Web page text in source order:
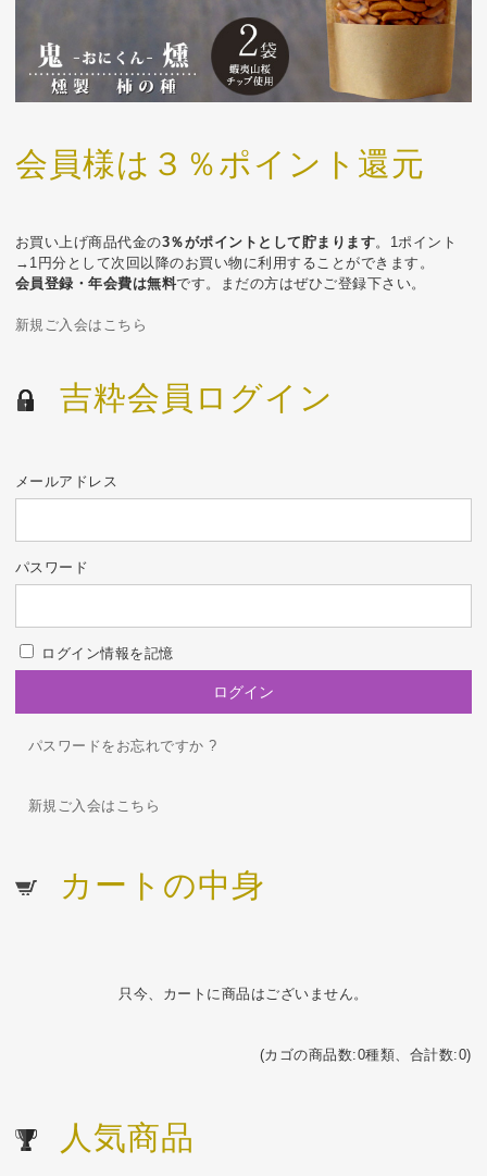
会員様は３％ポイント還元
お買い上げ商品代金の3％がポイントとして貯まります。1ポイント
→1円分として次回以降のお買い物に利用することができます。
会員登録・年会費は無料です。まだの方はぜひご登録下さい。
新規ご入会はこちら
吉粋会員ログイン
メールアドレス
パスワード
ログイン情報を記憶
パスワードをお忘れですか ?
新規ご入会はこちら
カートの中身
只今、カートに商品はございません。
(カゴの商品数:0種類、合計数:0)
人気商品